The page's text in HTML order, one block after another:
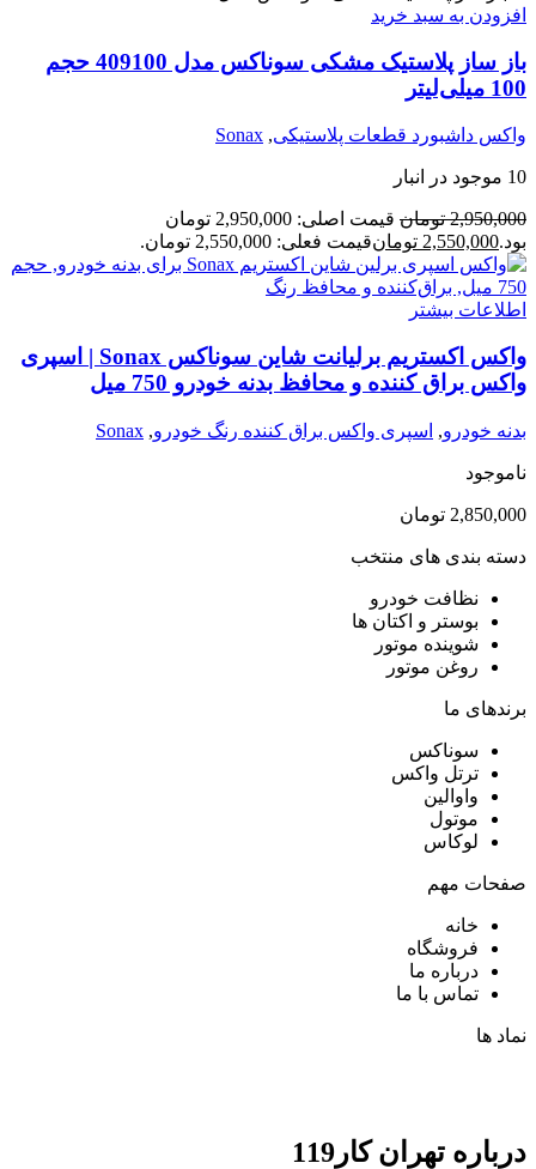
افزودن به سبد خرید
باز ساز پلاستیک مشکی سوناکس مدل 409100 حجم
100 میلی‌لیتر
واکس داشبورد قطعات پلاستیکی,
Sonax
10 موجود در انبار
2,950,000 تومان
قیمت اصلی: 2,950,000 تومان
بود.2,550,000 تومانقیمت فعلی: 2,550,000 تومان.
اطلاعات بیشتر
واکس اکستریم برلیانت شاین سوناکس Sonax | اسپری
واکس براق کننده و محافظ بدنه خودرو 750 میل
بدنه خودرو, اسپری واکس براق کننده رنگ خودرو,
Sonax
ناموجود
2,850,000 تومان
دسته بندی های منتخب
نظافت خودرو
بوستر و اکتان ها
شوینده موتور
روغن موتور
برندهای ما
سوناکس
ترتل واکس
واوالین
موتول
لوکاس
صفحات مهم
خانه
فروشگاه
درباره ما
تماس با ما
نماد ها
درباره تهران کار119